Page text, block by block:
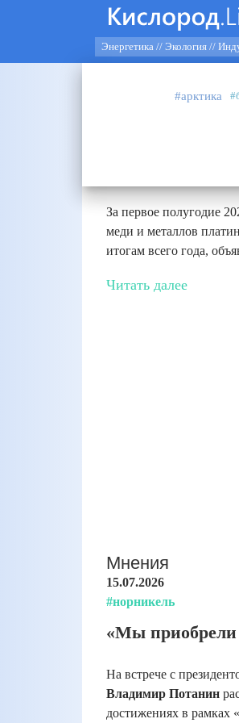
#арктика
Энергетика // Экология //
Аналитика
За первое полугодие
меди и металлов
итогам всего года,
Читать далее
Мнения
15.07.2026
#норникель
«Мы приобрели
На встрече с
Владимир Потанин
достижениях в